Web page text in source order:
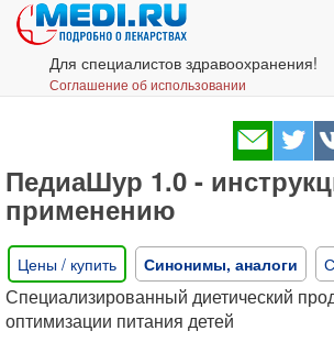
Для специалистов здравоохранения!
Соглашение об использовании
ПедиаШур 1.0 -
применению
Цены / купить Синонимы, аналоги
Специализированный диетический
оптимизации питания детей